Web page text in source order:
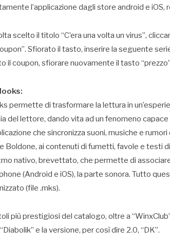
l’applicazione dagli store android e iOS,
scelto il titolo “C’era una volta un virus”,
Sfiorato il tasto, inserire la seguente
il coupon, sfiorare nuovamente il tasto
permette di trasformare la lettura in
del lettore, dando vita ad un fenomeno
che sincronizza suoni, musiche e
Boldone, ai contenuti di fumetti, favole e testi
nativo, brevettato, che permette di
(Android e iOS), la parte sonora. Tutto
(file .mks).
più prestigiosi del catalogo, oltre a
e la versione, per così dire 2.0, “DK”.